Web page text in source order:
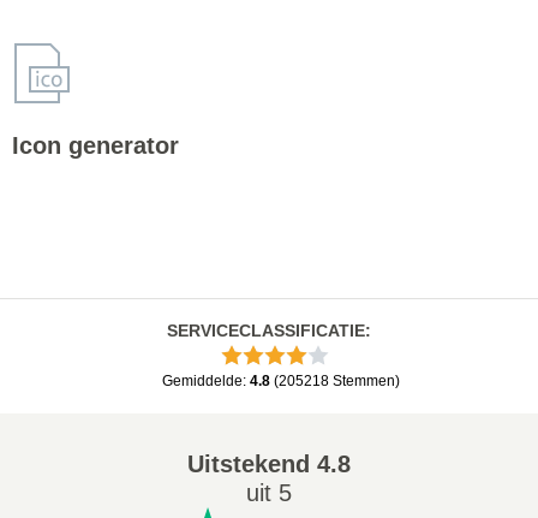
Icon generator
SERVICECLASSIFICATIE:
Gemiddelde: 4.8 (205218 Stemmen)
Uitstekend 4.8
uit 5